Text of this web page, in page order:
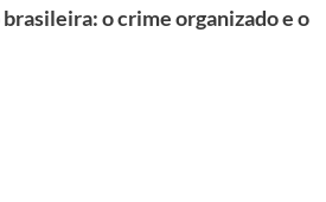
o crime organizado e o